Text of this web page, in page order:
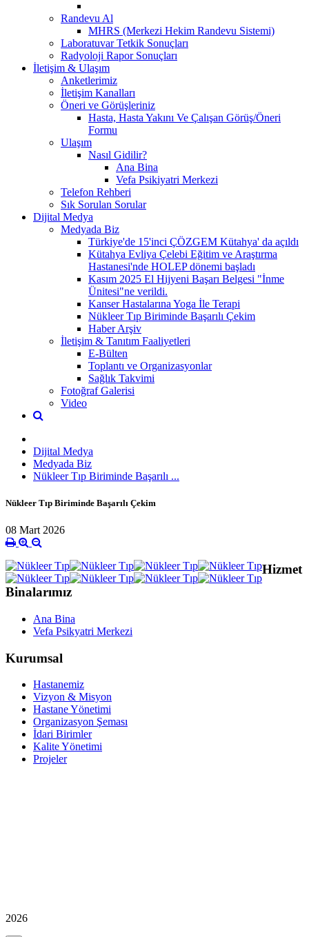
Randevu Al
MHRS (Merkezi Hekim Randevu Sistemi)
Laboratuvar Tetkik Sonuçları
Radyoloji Rapor Sonuçları
İletişim & Ulaşım
Anketlerimiz
İletişim Kanalları
Öneri ve Görüşleriniz
Hasta, Hasta Yakını Ve Çalışan Görüş/Öneri
Formu
Ulaşım
Nasıl Gidilir?
Ana Bina
Vefa Psikiyatri Merkezi
Telefon Rehberi
Sık Sorulan Sorular
Dijital Medya
Medyada Biz
Türkiye'de 15'inci ÇÖZGEM Kütahya' da açıldı
Kütahya Evliya Çelebi Eğitim ve Araştırma
Hastanesi'nde HOLEP dönemi başladı
Kasım 2025 El Hijyeni Başarı Belgesi "İnme
Ünitesi"ne verildi.
Kanser Hastalarına Yoga İle Terapi
Nükleer Tıp Biriminde Başarılı Çekim
Haber Arşiv
İletişim & Tanıtım Faaliyetleri
E-Bülten
Toplantı ve Organizasyonlar
Sağlık Takvimi
Fotoğraf Galerisi
Video
Dijital Medya
Medyada Biz
Nükleer Tıp Biriminde Başarılı ...
Nükleer Tıp Biriminde Başarılı Çekim
08 Mart 2026
Hizmet
Binalarımız
Ana Bina
Vefa Psikyatri Merkezi
Kurumsal
Hastanemiz
Vizyon & Misyon
Hastane Yönetimi
Organizasyon Şeması
İdari Birimler
Kalite Yönetimi
Projeler
2026